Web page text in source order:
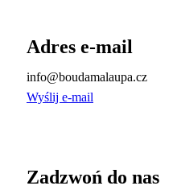
Adres e-mail
info@boudamalaupa.cz
Wyślij e-mail
Zadzwoń do nas